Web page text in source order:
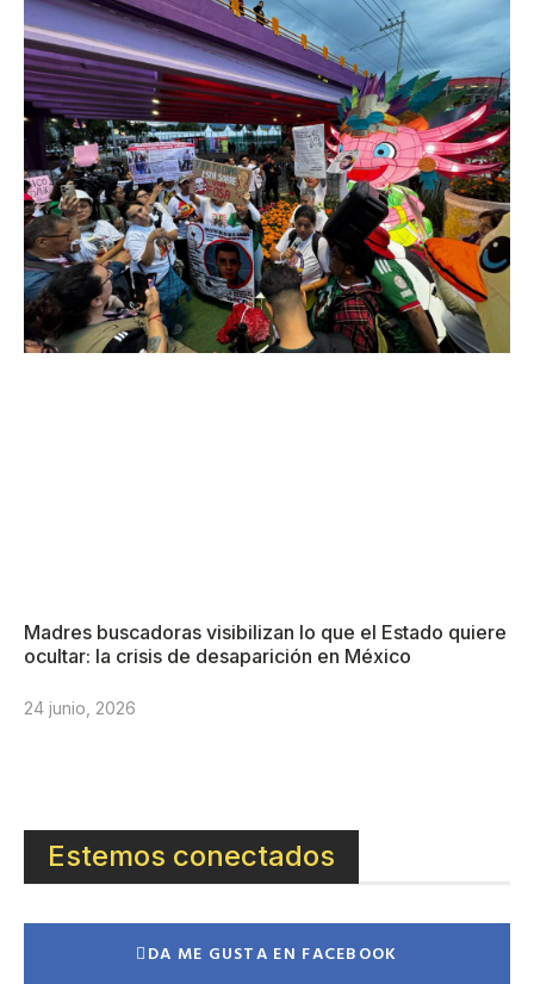
Madres buscadoras visibilizan lo que el Estado quiere
ocultar: la crisis de desaparición en México
24 junio, 2026
Estemos conectados
DA ME GUSTA EN FACEBOOK